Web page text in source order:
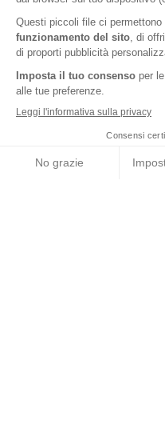
informativa privacy
,
periodica di Nutrition et Santé
Nutrition